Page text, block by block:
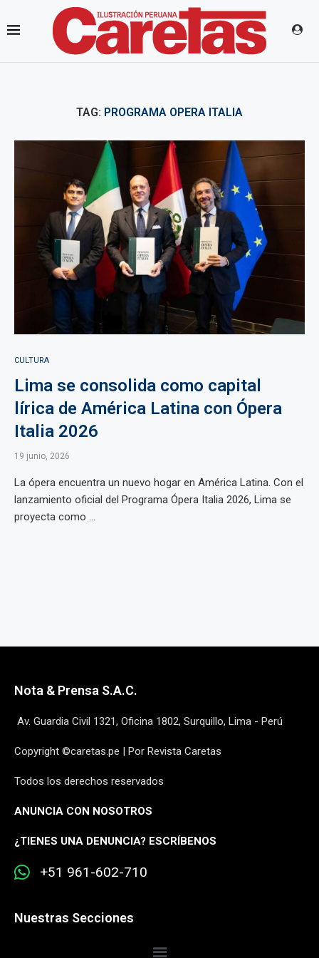
TAG: PROGRAMA OPERA ITALIA
CULTURA
Lima se consolida como capital
lírica de América Latina con Ópera
Italia 2026
19 junio, 2026
La ópera encuentra un nuevo hogar en América Latina. Con el
lanzamiento oficial del Programa Ópera Italia 2026, Lima se
proyecta como ...
Nota & Prensa S.A.C.
Av. Guardia Civil 1321, Oficina 1802, Surquillo, Lima - Perú
Copyright ©caretas.pe | Por Revista Caretas
Todos los derechos reservados
ANUNCIA CON NOSOTROS
¿TIENES UNA DENUNCIA? ESCRÍBENOS
+51 961-602-710
Nuestras Secciones